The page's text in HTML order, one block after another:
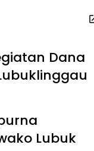
Dana
Lubuk